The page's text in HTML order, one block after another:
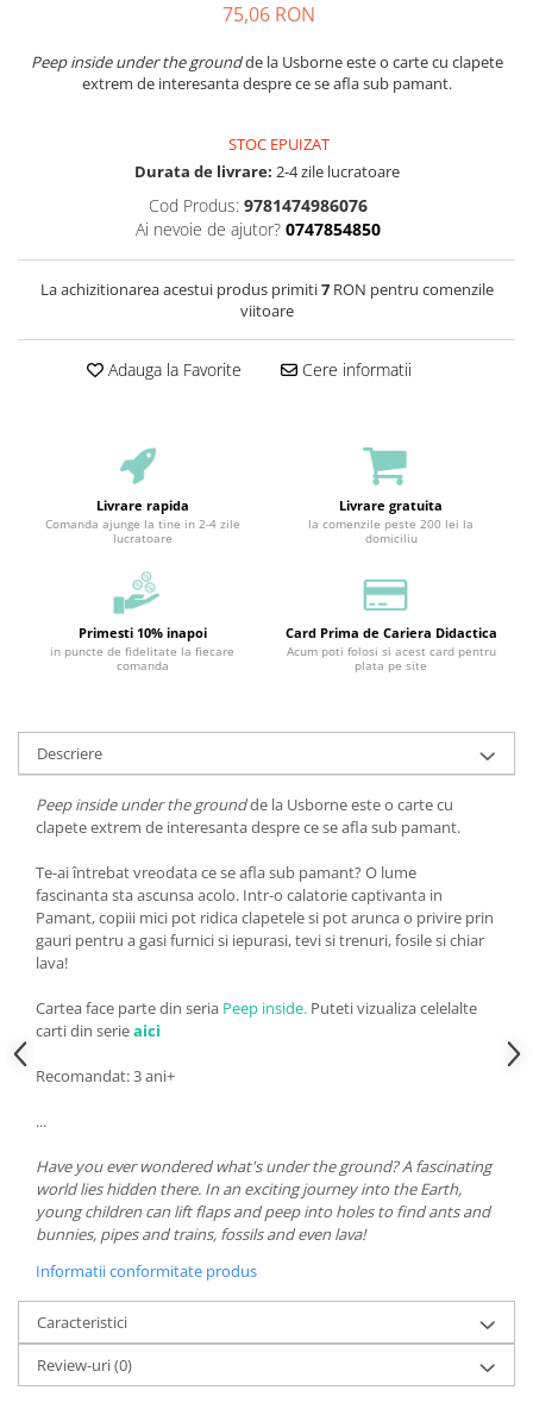
75,06 RON
Peep inside under the groundde la Usborne este o carte cu clapete
extrem de interesanta despre ce se afla sub pamant.
STOC EPUIZAT
Durata de livrare: 2-4 zile lucratoare
Cod Produs: 9781474986076
Ai nevoie de ajutor? 0747854850
La achizitionarea acestui produs primiti7RON pentru comenzile
viitoare
Adauga la Favorite Cere informatii
Livrare rapida
Comanda ajunge la tine in 2-4 zile
lucratoare
Livrare gratuita
la comenzile peste 200 lei la
domiciliu
Primesti 10% inapoi
in puncte de fidelitate la fiecare
comanda
Card Prima de Cariera Didactica
Acum poti folosi si acest card pentru
plata pe site
Descriere
Peep inside under the groundde la Usborne este o carte cu
clapete extrem de interesanta despre ce se afla sub pamant.
Te-ai întrebat vreodata ce se afla sub pamant? O lume
fascinanta sta ascunsa acolo. Intr-o calatorie captivanta in
Pamant, copiii mici pot ridica clapetele si pot arunca o privire prin
gauri pentru a gasi furnici si iepurasi, tevi si trenuri, fosile si chiar
lava!
Cartea face parte din seria Peep inside. Puteti vizualiza celelalte
carti din serieaici
Recomandat: 3 ani+
...
Have you ever wondered what's under the ground? A fascinating
world lies hidden there. In an exciting journey into the Earth,
young children can lift flaps and peep into holes to find ants and
bunnies, pipes and trains, fossils and even lava!
Informatii conformitate produs
Caracteristici
Review-uri(0)